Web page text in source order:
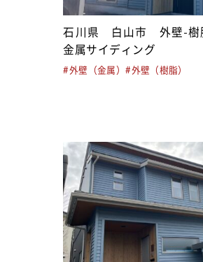
石川県 白山市 外壁-樹
金属サイディング
#外壁（金属）#外壁（樹脂）